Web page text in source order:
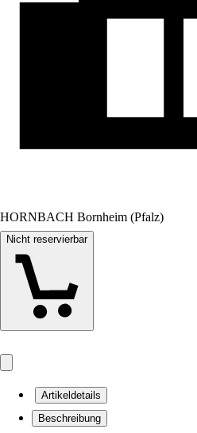
HORNBACH Bornheim (Pfalz)
Nicht reservierbar
Artikeldetails
Beschreibung